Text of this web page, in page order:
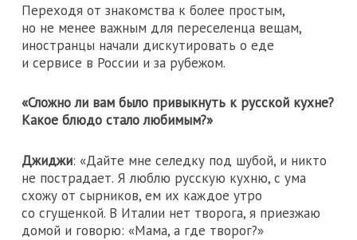
Переходя от знакомства к более простым,
но не менее важным для переселенца вещам,
иностранцы начали дискутировать о еде
и сервисе в России и за рубежом.
«Сложно ли вам было привыкнуть к русской кухне?
Какое блюдо стало любимым?»
Джиджи: «Дайте мне селедку под шубой, и никто
не пострадает. Я люблю русскую кухню, с ума
схожу от сырников, ем их каждое утро
со сгущенкой. В Италии нет творога, я приезжаю
домой и говорю: «Мама, а где творог?»